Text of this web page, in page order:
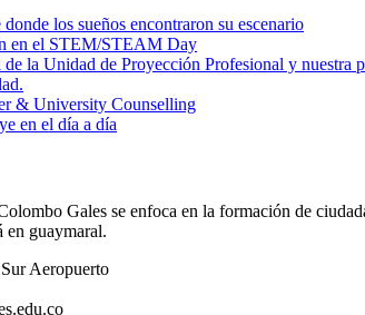
los sueños encontraron su escenario
en el STEM/STEAM Day
la Unidad de Proyección Profesional y nuestra
& University Counselling
en el día a día
Gales se enfoca en la formación de
guaymaral.
Aeropuerto